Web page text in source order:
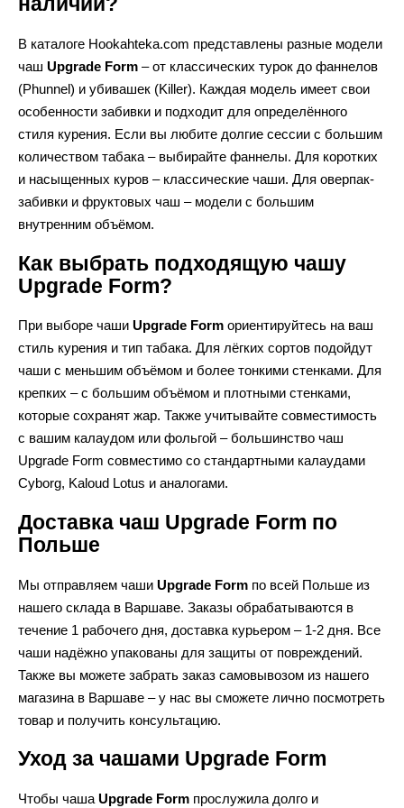
В каталоге Hookahteka.com представлены разные модели
чаш Upgrade Form – от классических турок до фаннелов
(Phunnel) и убивашек (Killer). Каждая модель имеет свои
особенности забивки и подходит для определённого
стиля курения. Если вы любите долгие сессии с большим
количеством табака – выбирайте фаннелы. Для коротких
и насыщенных куров – классические чаши. Для оверпак-
забивки и фруктовых чаш – модели с большим
внутренним объёмом.
Как выбрать подходящую чашу
Upgrade Form?
При выборе чаши Upgrade Form ориентируйтесь на ваш
стиль курения и тип табака. Для лёгких сортов подойдут
чаши с меньшим объёмом и более тонкими стенками. Для
крепких – с большим объёмом и плотными стенками,
которые сохранят жар. Также учитывайте совместимость
с вашим калаудом или фольгой – большинство чаш
Upgrade Form совместимо со стандартными калаудами
Cyborg, Kaloud Lotus и аналогами.
Доставка чаш Upgrade Form по
Польше
Мы отправляем чаши Upgrade Form по всей Польше из
нашего склада в Варшаве. Заказы обрабатываются в
течение 1 рабочего дня, доставка курьером – 1-2 дня. Все
чаши надёжно упакованы для защиты от повреждений.
Также вы можете забрать заказ самовывозом из нашего
магазина в Варшаве – у нас вы сможете лично посмотреть
товар и получить консультацию.
Уход за чашами Upgrade Form
Чтобы чаша Upgrade Form прослужила долго и